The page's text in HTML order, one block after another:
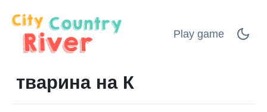
Play game
тварина на К